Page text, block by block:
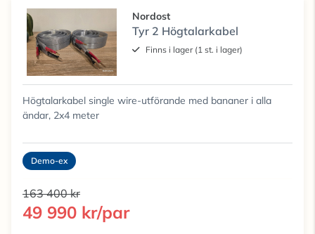
Nordost
Tyr 2 Högtalarkabel
Finns i lager (1 st. i lager)
Högtalarkabel single wire-utförande med bananer i alla
ändar, 2x4 meter
Demo-ex
163 400 kr
49 990 kr/par